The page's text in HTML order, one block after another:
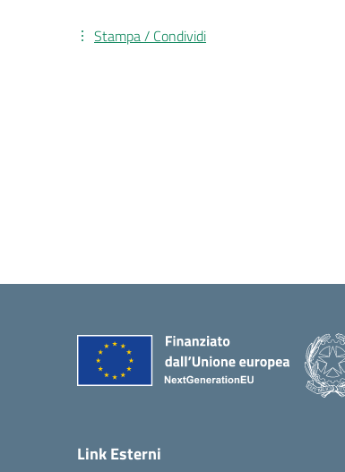
Stampa / Condividi
Link Esterni